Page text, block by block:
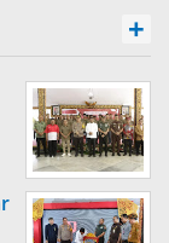
+